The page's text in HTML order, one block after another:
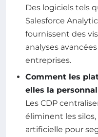
Des logiciels tels
Salesforce
fournissent des
analyses
entreprises.
Comment les
elles la
Les CDP
éliminent les
artificielle pour